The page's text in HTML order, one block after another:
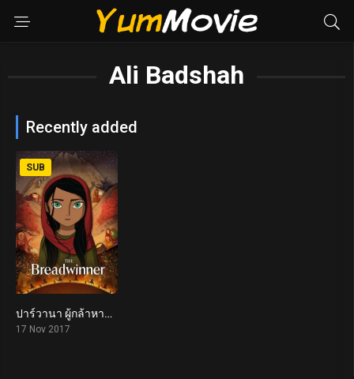
Ali Badshah
Recently added
7.7
SUB
ปาร์วานา ผู้กล้าหาญ The Breadwinner (2017)
17 Nov 2017